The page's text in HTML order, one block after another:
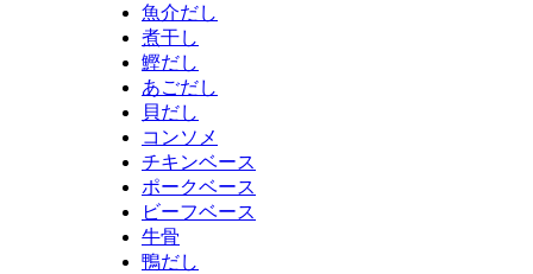
魚介だし
煮干し
鰹だし
あごだし
貝だし
コンソメ
チキンベース
ポークベース
ビーフベース
牛骨
鴨だし